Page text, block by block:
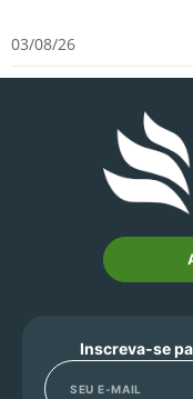
03/08/26
Inscreva-se